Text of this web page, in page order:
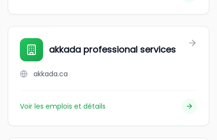
akkada professional services
akkada.ca
Voir les emplois et détails